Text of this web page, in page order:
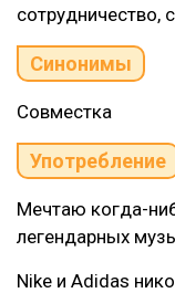
сотрудничество,
Синонимы
Совместка
Употребление
Мечтаю когда-
легендарных
Nike и Adidas